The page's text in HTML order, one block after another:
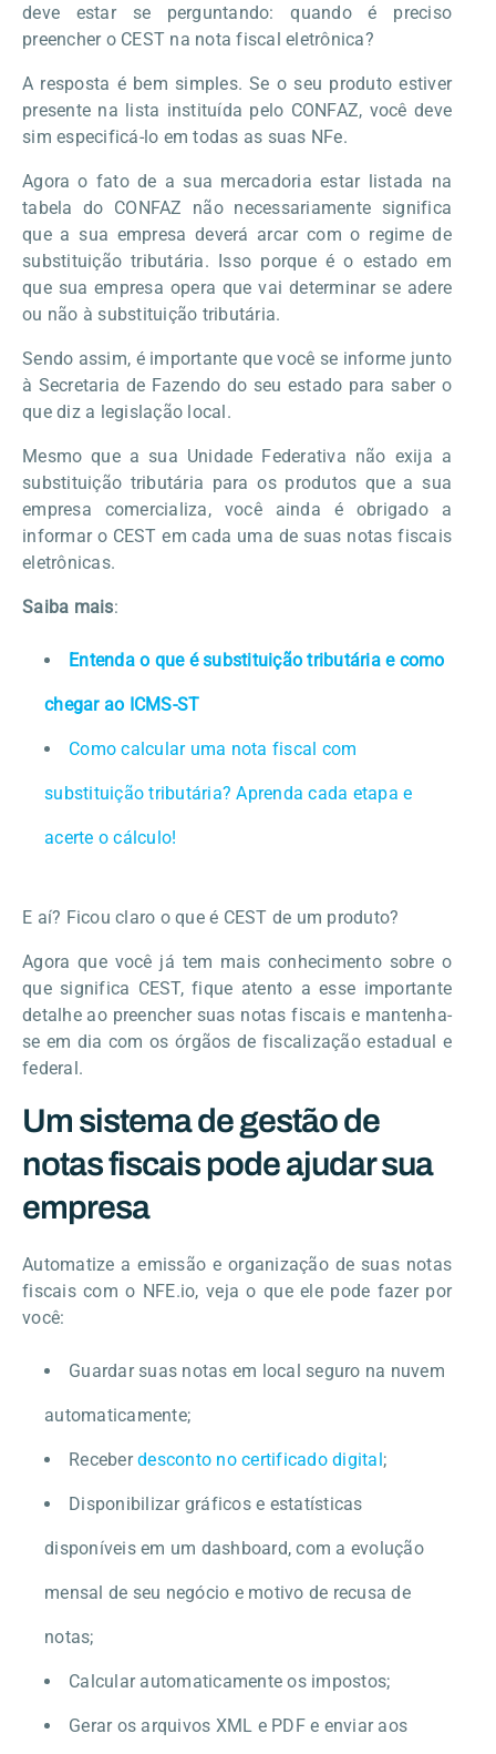
deve estar se perguntando: quando é preciso
preencher o CEST na nota fiscal eletrônica?
A resposta é bem simples. Se o seu produto estiver
presente na lista instituída pelo CONFAZ, você deve
sim especificá-lo em todas as suas NFe.
Agora o fato de a sua mercadoria estar listada na
tabela do CONFAZ não necessariamente significa
que a sua empresa deverá arcar com o regime de
substituição tributária. Isso porque é o estado em
que sua empresa opera que vai determinar se adere
ou não à substituição tributária.
Sendo assim, é importante que você se informe junto
à Secretaria de Fazendo do seu estado para saber o
que diz a legislação local.
Mesmo que a sua Unidade Federativa não exija a
substituição tributária para os produtos que a sua
empresa comercializa, você ainda é obrigado a
informar o CEST em cada uma de suas notas fiscais
eletrônicas.
Saiba mais:
Entenda o que é substituição tributária e como
chegar ao ICMS-ST
Como calcular uma nota fiscal com
substituição tributária? Aprenda cada etapa e
acerte o cálculo!
E aí? Ficou claro o que é CEST de um produto?
Agora que você já tem mais conhecimento sobre o
que significa CEST, fique atento a esse importante
detalhe ao preencher suas notas fiscais e mantenha-
se em dia com os órgãos de fiscalização estadual e
federal.
Um sistema de gestão de
notas fiscais pode ajudar sua
empresa
Automatize a emissão e organização de suas notas
fiscais com o NFE.io, veja o que ele pode fazer por
você:
Guardar suas notas em local seguro na nuvem
automaticamente;
Receberdesconto no certificado digital;
Disponibilizar gráficos e estatísticas
disponíveis em um dashboard, com a evolução
mensal de seu negócio e motivo de recusa de
notas;
Calcular automaticamente os impostos;
Gerar os arquivos XML e PDF e enviar aos